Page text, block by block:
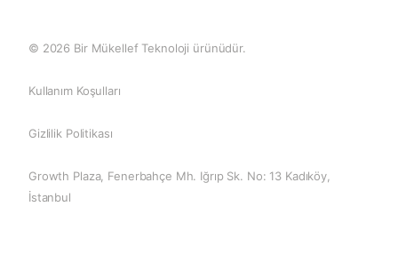
© 2026 Bir Mükellef Teknoloji ürünüdür.
Kullanım Koşulları
Gizlilik Politikası
Growth Plaza, Fenerbahçe Mh. Iğrıp Sk. No: 13 Kadıköy,
İstanbul